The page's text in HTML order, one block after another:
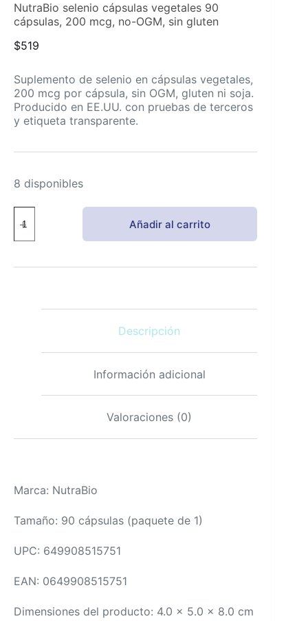
NutraBio selenio cápsulas vegetales 90
cápsulas, 200 mcg, no-OGM, sin gluten
$519
Suplemento de selenio en cápsulas vegetales,
200 mcg por cápsula, sin OGM, gluten ni soja.
Producido en EE.UU. con pruebas de terceros
y etiqueta transparente.
8 disponibles
selenio
cápsulas
90
gluten
Añadir al carrito
Descripción
Información adicional
Valoraciones (0)
Marca: NutraBio
Tamaño: 90 cápsulas (paquete de 1)
UPC: 649908515751
EAN: 0649908515751
Dimensiones del producto: 4.0 x 5.0 x 8.0 cm